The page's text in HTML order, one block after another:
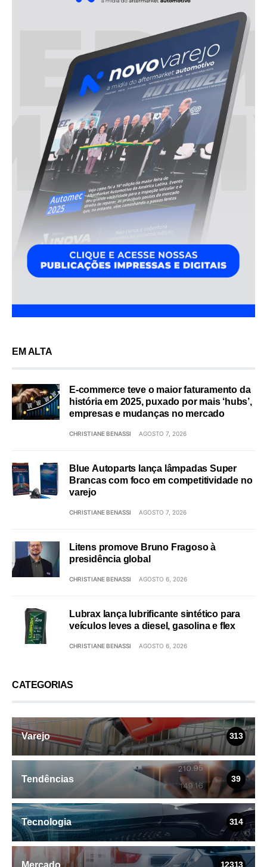
EM ALTA
E-commerce teve o maior faturamento da
história em 2025, puxado por mais ‘hubs’,
empresas e mudanças no mercado
CHRISTIANE BENASSI AGOSTO 7, 2026
Blue Autoparts lança lâmpadas Super
Brancas com foco em competitividade no
varejo
CHRISTIANE BENASSI AGOSTO 7, 2026
Litens promove Bruno Fragoso à
presidência global
CHRISTIANE BENASSI AGOSTO 6, 2026
Lubrax lança lubrificante sintético para
veículos leves a diesel, gasolina e flex
CHRISTIANE BENASSI AGOSTO 6, 2026
CATEGORIAS
Varejo 313
Tendências 39
Tecnologia 314
Mercado 12313